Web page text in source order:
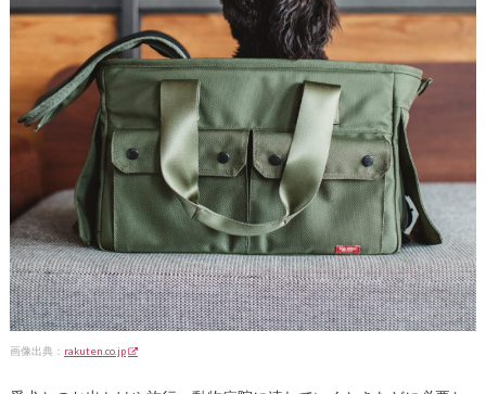
画像出典： rakuten.co.jp